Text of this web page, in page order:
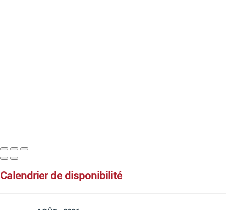
calendrier de disponibilité